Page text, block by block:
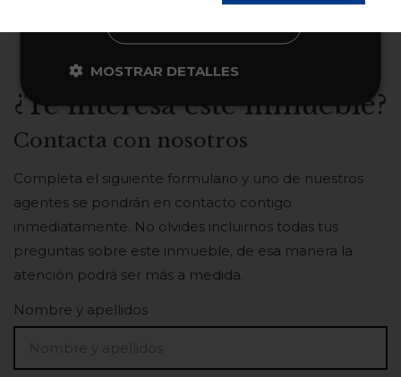
¿Te interesa este inmueble?
Contacta con nosotros
Completa el siguiente formulario y uno de nuestros
agentes se pondrán en contacto contigo
inmediatamente. No olvides incluirnos todas tus
preguntas sobre este inmueble, de esa manera la
atención podrá ser más a medida.
Nombre y apellidos
MOSTRAR DETALLES